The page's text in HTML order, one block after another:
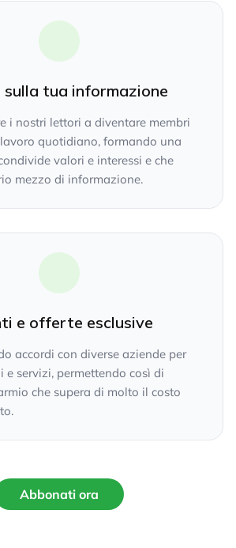
sulla tua informazione
i nostri lettori a diventare membri
quotidiano, formando una
valori e interessi e che
mezzo di informazione.
e offerte esclusive
accordi con diverse aziende per
e servizi, permettendo così di
che supera di molto il costo
Abbonati ora